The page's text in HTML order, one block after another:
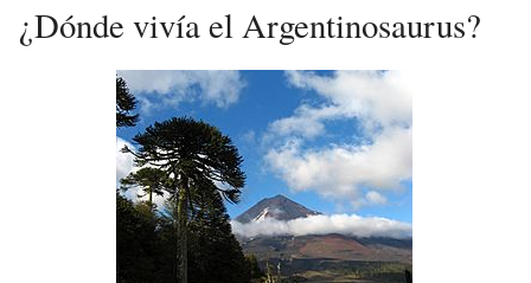
¿Dónde vivía el Argentinosaurus?